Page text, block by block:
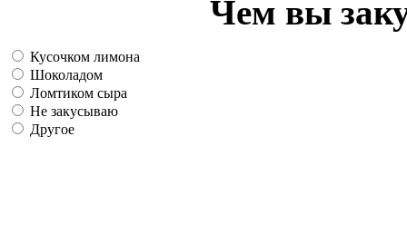
Чем вы
Кусочком лимона
Шоколадом
Ломтиком сыра
Не закусываю
Другое